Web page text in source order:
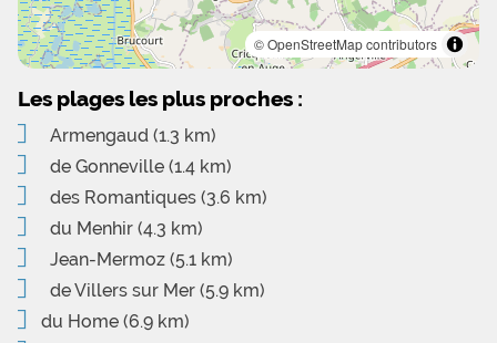
© OpenStreetMap contributors
Les plages les plus proches :
Armengaud (1.3 km)
de Gonneville (1.4 km)
des Romantiques (3.6 km)
du Menhir (4.3 km)
Jean-Mermoz (5.1 km)
de Villers sur Mer (5.9 km)
du Home (6.9 km)